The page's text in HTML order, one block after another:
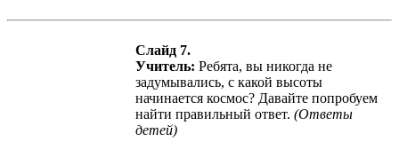
Слайд 7.
Учитель: Ребята, вы никогда не
задумывались, с какой высоты
начинается космос? Давайте попробуем
найти правильный ответ. (Ответы
детей)